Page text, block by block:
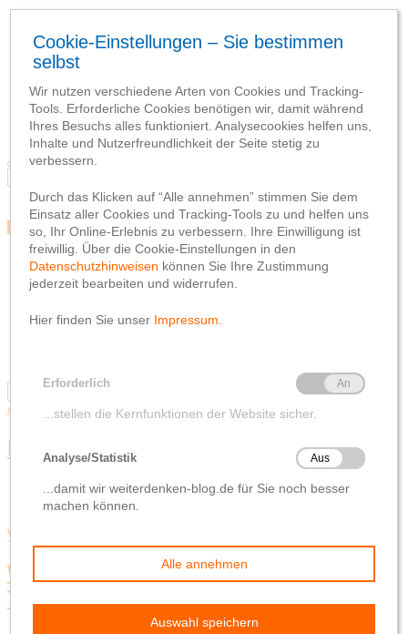
Team
Social Media
Netiquette
Datenschutzhinweis
Impressum
Blog
Team
Social Media
Netiquette
Allgemein DGX-Team Nachhaltigkeit
Nachhaltige Mobilität im DG VERLAG
vonMarleen
13. April 2021
Wissensmanagement
World Backup Day – Rund ums
Thema Datensicherung